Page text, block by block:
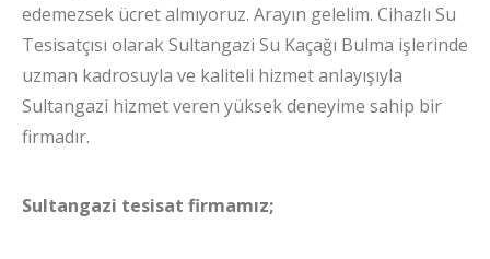
edemezsek ücret almıyoruz. Arayın gelelim. Cihazlı Su
Tesisatçısı olarak Sultangazi Su Kaçağı Bulma işlerinde
uzman kadrosuyla ve kaliteli hizmet anlayışıyla
Sultangazi hizmet veren yüksek deneyime sahip bir
firmadır.
Sultangazi tesisat firmamız;